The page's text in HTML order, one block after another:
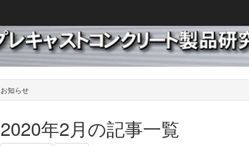
お知らせ
2020年2月の記事一覧